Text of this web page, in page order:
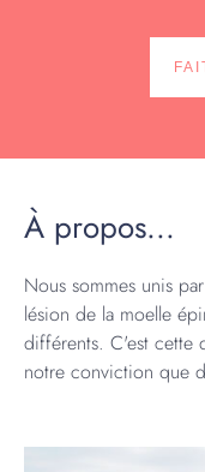
À propos...
Nous sommes unis
lésion de la moelle
différents. C'est cette
notre conviction que